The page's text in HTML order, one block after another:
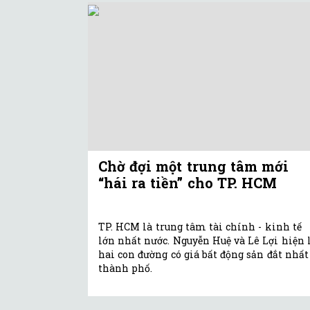
Chờ đợi một trung tâm mới
“hái ra tiền” cho TP. HCM
TP. HCM là trung tâm tài chính - kinh tế
lớn nhất nước. Nguyễn Huệ và Lê Lợi hiện
hai con đường có giá bất động sản đắt nhất
thành phố.